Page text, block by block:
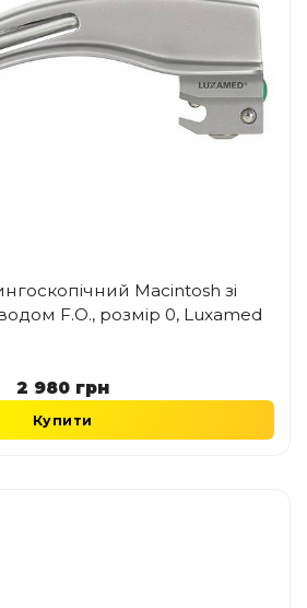
Macintosh зі
F.O., розмір 0, Luxamed
2 980 грн
Купити